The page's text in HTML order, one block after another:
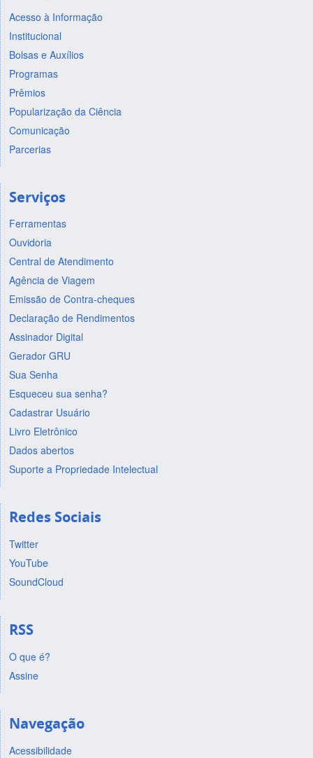
Acesso à Informação
Institucional
Bolsas e Auxílios
Programas
Prêmios
Popularização da Ciência
Comunicação
Parcerias
Serviços
Ferramentas
Ouvidoria
Central de Atendimento
Agência de Viagem
Emissão de Contra-cheques
Declaração de Rendimentos
Assinador Digital
Gerador GRU
Sua Senha
Esqueceu sua senha?
Cadastrar Usuário
Livro Eletrônico
Dados abertos
Suporte a Propriedade Intelectual
Redes Sociais
Twitter
YouTube
SoundCloud
RSS
O que é?
Assine
Navegação
Acessibilidade